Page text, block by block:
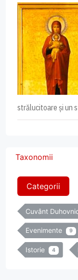
strălucitoare și un
Taxonomii
Categorii
Cuvânt
Evenimente 9
Istorie 4